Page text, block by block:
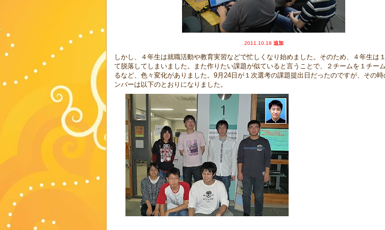
2011.10.18 追加
しかし、４年生は就職活動や教育実習などで忙しくなり始めました。そのため、４年生は
て脱落してしまいました。また作りたい課題が似ていると言うことで、２チームを１チー
るなど、色々変化がありました。9月24日が１次選考の課題提出日だったのですが、その時
ンバーは以下のとおりになりました。